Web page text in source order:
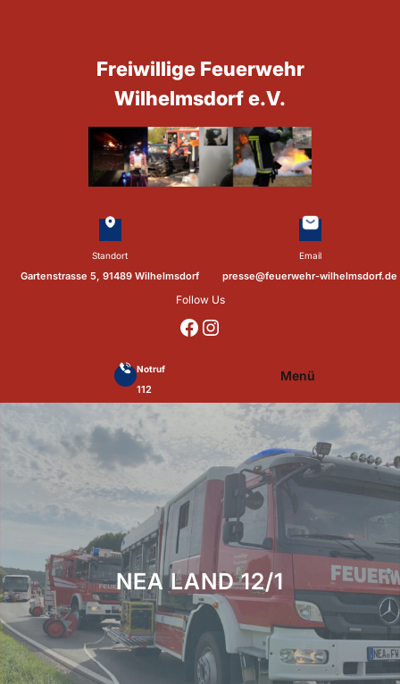
Standort
Gartenstrasse 5, 91489 Wilhelmsdorf
Freiwillige Feuerwehr
Wilhelmsdorf e.V.
Email
presse@feuerwehr-wilhelmsdorf.de
Follow Us
https://www.facebook.com/p/Feuerwehr-Wilhelmsdorf-Mfr-100041655560073/?locale=de_DE https://www.instagram.com/feuerwehr_wilhelmsdorf_mfr/
Notruf
112
Menü
NEA LAND 12/1